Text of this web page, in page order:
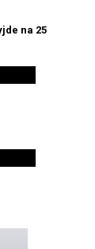
na 25